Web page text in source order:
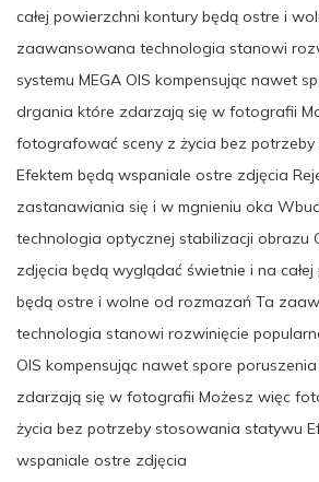
całej powierzchni kontury będą ostre i
zaawansowana technologia stanowi
systemu MEGA OIS kompensując nawet
drgania które zdarzają się w fotografii
fotografować sceny z życia bez
Efektem będą wspaniale ostre zdjęcia
zastanawiania się i w mgnieniu oka
technologia optycznej stabilizacji obrazu
zdjęcia będą wyglądać świetnie i na
będą ostre i wolne od rozmazań Ta
technologia stanowi rozwinięcie
OIS kompensując nawet spore
zdarzają się w fotografii Możesz więc
życia bez potrzeby stosowania statywu
wspaniale ostre zdjęcia